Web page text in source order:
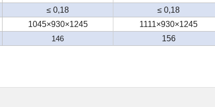
≤ 0,18 ≤ 0,18
1045×930×1245 1111×930×1245
146 156